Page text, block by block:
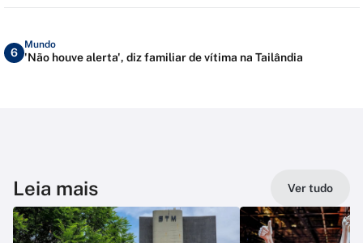
6
Mundo
'Não houve alerta', diz familiar de vítima na Tailândia
Leia mais Ver tudo